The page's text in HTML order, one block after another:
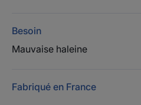
Besoin
Mauvaise haleine
Fabriqué en France